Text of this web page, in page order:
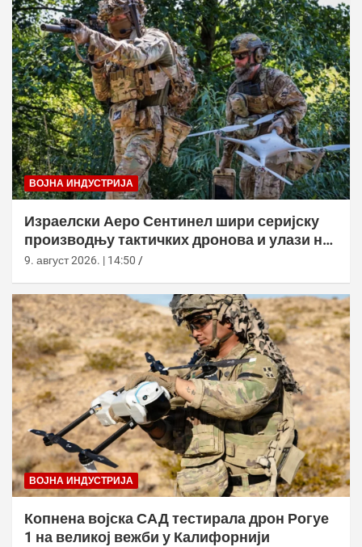
ВОЈНА ИНДУСТРИЈА
Израелски Аеро Сентинел шири серијску
производњу тактичких дронова и улази на
нова тржишта
9. август 2026. | 14:50
ВОЈНА ИНДУСТРИЈА
Копнена војска САД тестирала дрон Рогуе
1 на великој вежби у Калифорнији